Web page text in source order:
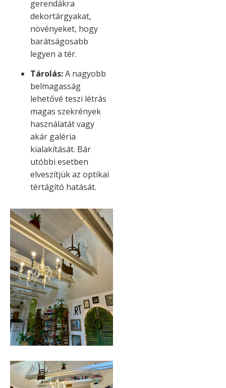
gerendákra
dekortárgyakat,
növényeket, hogy
barátságosabb
legyen a tér.
Tárolás:A nagyobb
belmagasság
lehetővé teszi létrás
magas szekrények
használatát vagy
akár galéria
kialakítását. Bár
utóbbi esetben
elveszítjük az optikai
tértágító hatását.